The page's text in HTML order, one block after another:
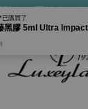
金！買越多，送
已購買了
黑膠 5ml Ultra